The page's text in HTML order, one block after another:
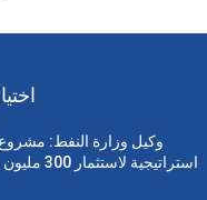
وكيل وزارة النفط:
استراتيجية